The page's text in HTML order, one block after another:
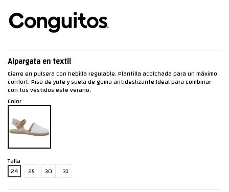
Alpargata en textil
Cierre en pulsera con hebilla regulable. Plantilla acolchada para un máximo
confort. Piso de yute y suela de goma antideslizante.Ideal para combinar
con tus vestidos este verano.
Color
Talla
24
25 30 31